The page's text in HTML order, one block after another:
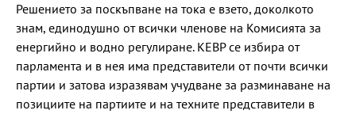
Решението за поскъпване на тока е взето, доколкото
знам, единодушно от всички членове на Комисията за
енергийно и водно регулиране. КЕВР се избира от
парламента и в нея има представители от почти всички
партии и затова изразявам учудване за разминаване на
позициите на партиите и на техните представители в